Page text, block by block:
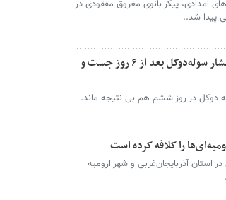
امدادی، پیکر بانوی مغروق مفقودی در
پیدا شد..
سرنوشت نامعلوم بانوی استاد دانشگاه در آبشار سوله‌دوکل بعد از ۶ روز جست و
دوکل در روز ششم هم بی نتیجه ماند.
را کلافه کرده است
استان آذربایجان‌غربی و شهر ارومیه